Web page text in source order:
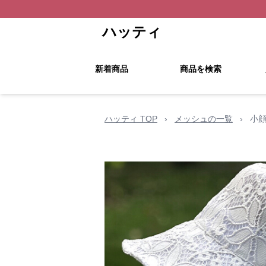
ハッティ
新着商品 商品を検索
ハッティ TOP › メッシュの一覧 › 小